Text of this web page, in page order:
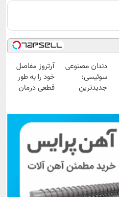
دندان مصنوعی
سوئیسی:
جدیدترین
پرداخت قسطی
آرتروز مفاصل
خود را به طور
قطعی درمان